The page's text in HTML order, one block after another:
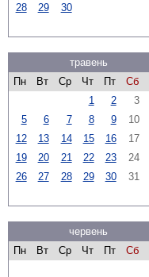
28
29 30
травень
Пн
Вт Ср Чт Пт Сб
1
2 3
5
6 7 8 9 10
12
13 14 15 16 17
19
20 21 22 23 24
26
27 28 29 30 31
червень
Пн
Вт Ср Чт Пт Сб